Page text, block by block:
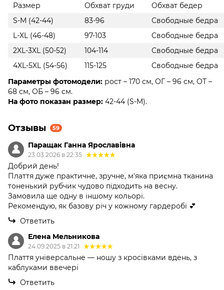
Размер
Обхват груди
Обхват бедер
S-M (42-44)
83-96
Свободные бедра
L-XL (46-48)
97-103
Свободные бедра
2XL-3XL (50-52)
104-114
Свободные бедра
4XL-5XL (54-56)
115-125
Свободные бедра
Параметры фотомодели: рост – 170 см, ОГ – 96 см, ОТ –
68 см, ОБ – 96 см.
На фото показан размер: 42-44 (S-M).
Отзывы 59
Паращак Ганна Ярославівна
23.03.2026 в 22:35
Добрий день!
Плаття дуже практичне, зручне, м'яка приємна тканина
тоненький рубчик чудово підходить на весну.
Замовила ще одну в іншому кольорі.
Рекомендую, як базову річ у кожному гардеробі 💕
Ответить
Елена Мельникова
24.09.2025 в 21:21
Плаття універсальне — ношу з кросівками вдень, з
каблуками ввечері
Ответить